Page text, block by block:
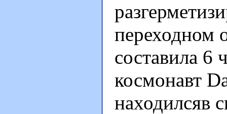
переходном
составила 6
космонавт
находилсяв